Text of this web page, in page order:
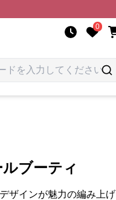
0
ブーティ
ザインが魅力の編み上げ